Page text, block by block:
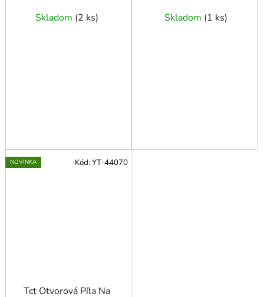
Skladom (2 ks) Skladom (1 ks)
NOVINKA
Tct Otvorová Píla Na
Kód:YT-44070